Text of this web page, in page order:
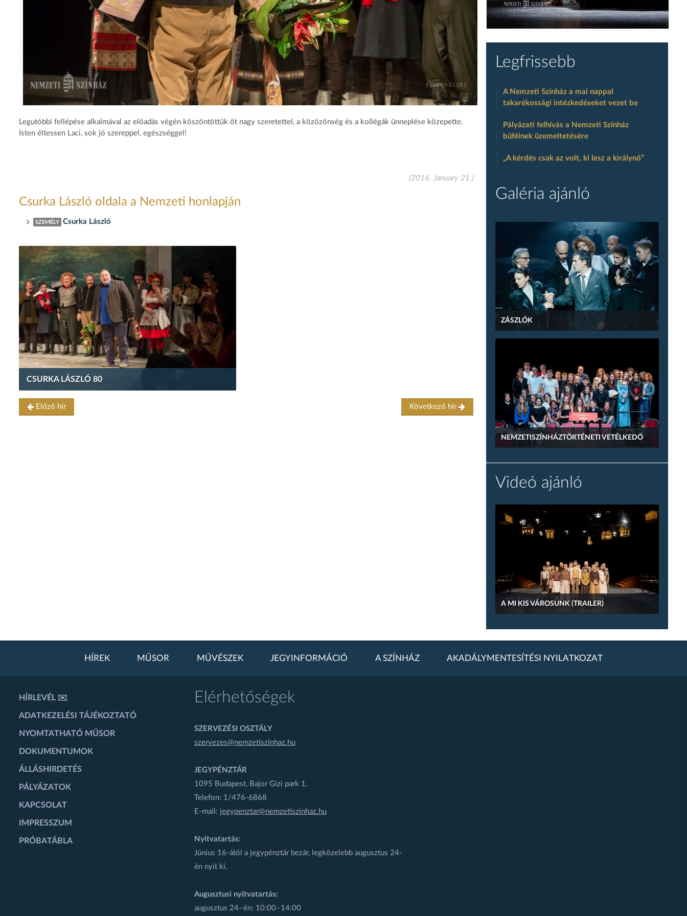
Legutóbbi fellépése alkalmával az előadás végén köszöntöttük őt nagy szeretettel, a közözönség és a kollégák ünneplése közepette.
Isten éltessen Laci, sok jó szereppel, egészséggel!
(2016. January 21.)
Csurka László oldala a Nemzeti honlapján
SZEMÉLY Csurka László
CSURKA LÁSZLÓ 80
Előző hír Következő hír
Legfrissebb
A Nemzeti Színház a mai nappal
takarékossági intézkedéseket vezet be
Pályázati felhívás a Nemzeti Színház
büféinek üzemeltetésére
„A kérdés csak az volt, ki lesz a királynő”
Galéria ajánló
ZÁSZLÓK
NEMZETISZÍNHÁZTÖRTÉNETI VETÉLKEDŐ
Videó ajánló
A MI KIS VÁROSUNK (TRAILER)
HÍREK MŰSOR MŰVÉSZEK JEGYINFORMÁCIÓ A SZÍNHÁZ AKADÁLYMENTESÍTÉSI NYILATKOZAT
HÍRLEVÉL ✉️
ADATKEZELÉSI TÁJÉKOZTATÓ
NYOMTATHATÓ MŰSOR
DOKUMENTUMOK
ÁLLÁSHIRDETÉS
PÁLYÁZATOK
KAPCSOLAT
IMPRESSZUM
PRÓBATÁBLA
Elérhetőségek
SZERVEZÉSI OSZTÁLY
szervezes@nemzetiszinhaz.hu
JEGYPÉNZTÁR
1095 Budapest, Bajor Gizi park 1.
Telefon: 1/476-6868
E-mail: jegypenztar@nemzetiszinhaz.hu
Nyitvatartás:
Június 16-ától a jegypénztár bezár, legközelebb augusztus 24-
én nyit ki.
Augusztusi nyitvatartás:
augusztus 24–én: 10:00–14:00